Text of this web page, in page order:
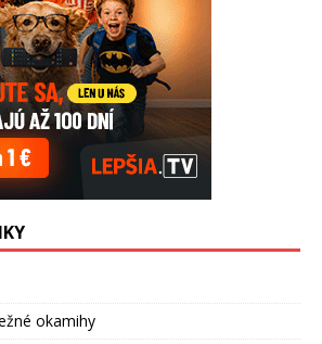
okamihy